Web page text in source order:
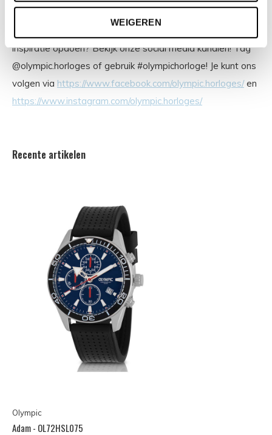
WEIGEREN
Inspiratie & social media
inspiratie opdoen? Bekijk onze social media kanalen! Tag
@olympic.horloges of gebruik #olympichorloge! Je kunt ons
volgen via https://www.facebook.com/olympic.horloges/en
https://www.instagram.com/olympic.horloges/
Recente artikelen
Olympic
Adam - OL72HSL075